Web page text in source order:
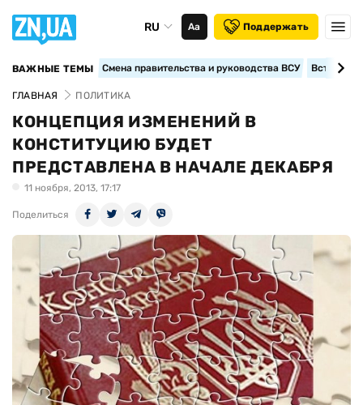
RU Аа Поддержать
ВАЖНЫЕ ТЕМЫ Смена правительства и руководства ВСУ
ГЛАВНАЯ ПОЛИТИКА
КОНЦЕПЦИЯ ИЗМЕНЕНИЙ В
КОНСТИТУЦИЮ БУДЕТ
ПРЕДСТАВЛЕНА В НАЧАЛЕ ДЕКАБРЯ
11 ноября, 2013, 17:17
Поделиться